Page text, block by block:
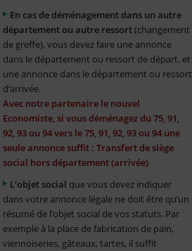
En cas de déménagement dans un autre
département ou autre ressort(changement
de greffe), vous devez faire une annonce
dans le département ou ressort de départ, et
une annonce dans le département ou ressort
d’arrivée.
Avec notre partenaire le nouvel
Economiste, si vous déménagez du 75, 91,
92, 93 ou 94 vers le 75, 91, 92, 93 ou 94 une
seule annonce suffit : Transfert de siège
social hors département (arrivée)
L’objet social que vous devez indiquer
dans votre annonce légale ne doit être qu’un
résumé de l’objet social de vos statuts. Par
exemple à la place de fabrication de pain,
viennoiseries, gâteaux, tartes, il suffit